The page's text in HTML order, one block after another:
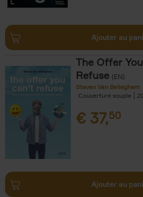
Ajouter au
The Offer
Refuse (EN)
Steven Van Belleghem
Couverture souple
€ 37,50
Ajouter au